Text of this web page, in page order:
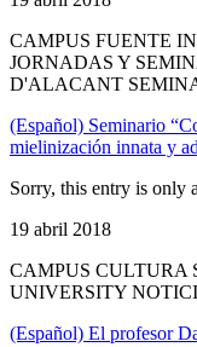
CAMPUS FUENTE
JORNADAS Y
D'ALACANT
(Español) Seminario
mielinización innata y
Sorry, this entry is only
19 abril 2018
CAMPUS CULTURA
UNIVERSITY
(Español) El profesor